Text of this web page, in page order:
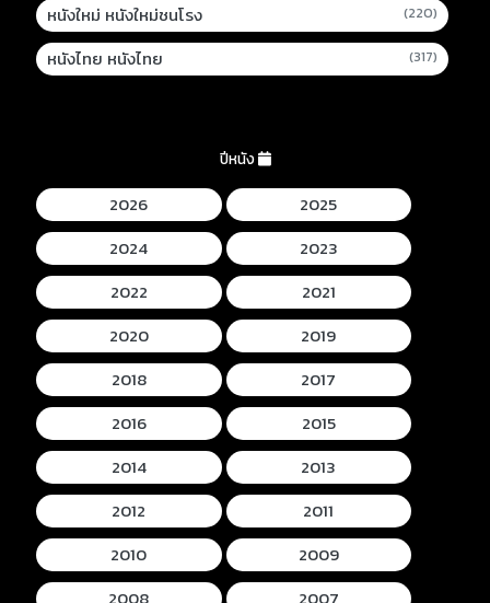
หนังใหม่ หนังใหม่ชนโรง (220)
หนังไทย หนังไทย (317)
ปีหนัง
2026
2025
2024
2023
2022
2021
2020
2019
2018
2017
2016
2015
2014
2013
2012
2011
2010
2009